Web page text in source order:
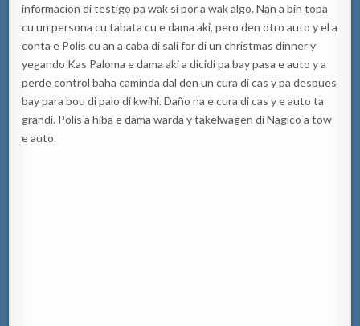
informacion di testigo pa wak si por a wak algo. Nan a bin topa
cu un persona cu tabata cu e dama aki, pero den otro auto y el a
conta e Polis cu an a caba di sali for di un christmas dinner y
yegando Kas Paloma e dama aki a dicidi pa bay pasa e auto y a
perde control baha caminda dal den un cura di cas y pa despues
bay para bou di palo di kwihi. Daño na e cura di cas y e auto ta
grandi. Polis a hiba e dama warda y takelwagen di Nagico a tow
e auto.